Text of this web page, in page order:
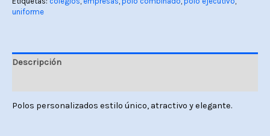
uniforme
Descripción
Polos personalizados estilo único, atractivo y elegante.